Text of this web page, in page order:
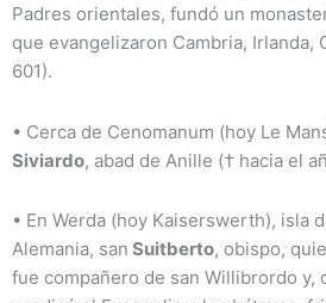
Padres orientales, fundó un
que evangelizaron Cambria, Irlanda,
601).
• Cerca de Cenomanum (hoy Le
Siviardo, abad de Anille († hacia el
• En Werda (hoy Kaiserswerth), isla
Alemania, san Suitberto, obispo,
fue compañero de san Willibrordo y,